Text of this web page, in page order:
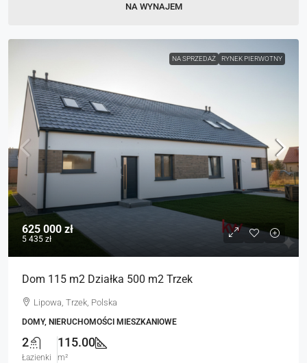
NA WYNAJEM
NA SPRZEDAŻ RYNEK PIERWOTNY
625 000 zł
5 435 zł
Dom 115 m2 Działka 500 m2 Trzek
Lipowa, Trzek, Polska
DOMY, NIERUCHOMOŚCI MIESZKANIOWE
2
Łazienki
115.00
m²